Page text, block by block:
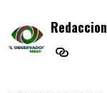
Redaccion